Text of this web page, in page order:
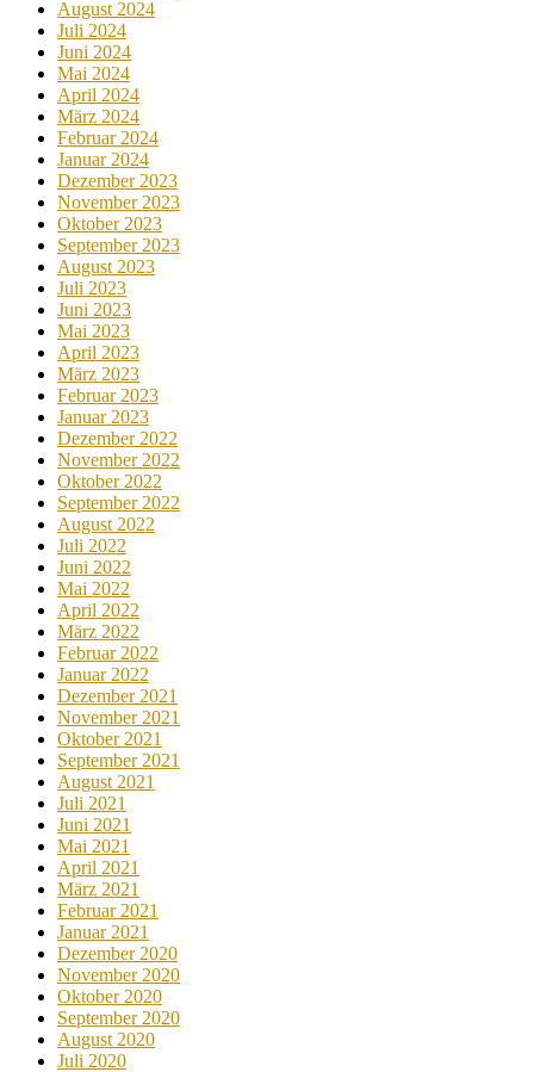
August 2024
Juli 2024
Juni 2024
Mai 2024
April 2024
März 2024
Februar 2024
Januar 2024
Dezember 2023
November 2023
Oktober 2023
September 2023
August 2023
Juli 2023
Juni 2023
Mai 2023
April 2023
März 2023
Februar 2023
Januar 2023
Dezember 2022
November 2022
Oktober 2022
September 2022
August 2022
Juli 2022
Juni 2022
Mai 2022
April 2022
März 2022
Februar 2022
Januar 2022
Dezember 2021
November 2021
Oktober 2021
September 2021
August 2021
Juli 2021
Juni 2021
Mai 2021
April 2021
März 2021
Februar 2021
Januar 2021
Dezember 2020
November 2020
Oktober 2020
September 2020
August 2020
Juli 2020